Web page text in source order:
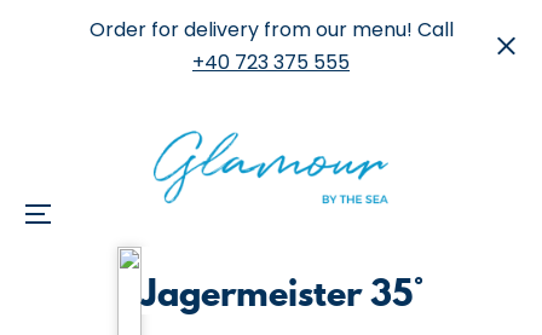
Order for delivery from our menu! Call
+40 723 375 555
Menu
Jagermeister 35°